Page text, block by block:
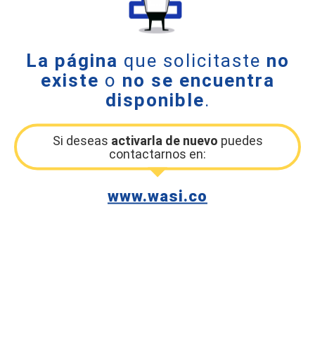
La página que solicitaste no
existe o no se encuentra
disponible.
Si deseas activarla de nuevo puedes
contactarnos en:
www.wasi.co